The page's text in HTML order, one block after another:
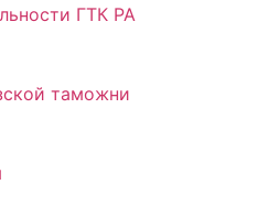
ГТК РА
таможни